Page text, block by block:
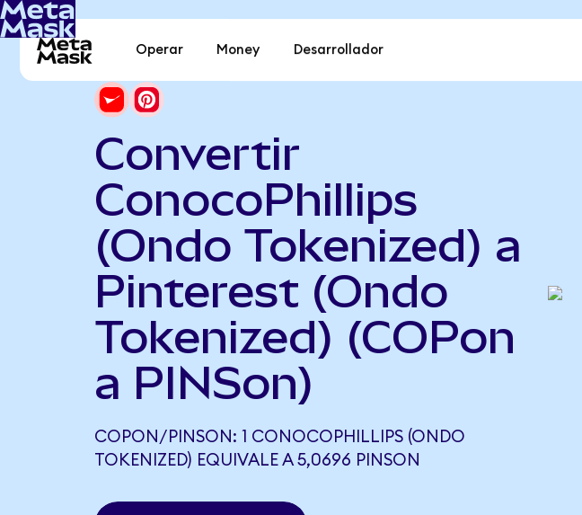
Operar Money Desarrollador
Convertir
ConocoPhillips
(Ondo Tokenized) a
Pinterest (Ondo
Tokenized) (COPon
a PINSon)
COPON/PINSON: 1 CONOCOPHILLIPS (ONDO
TOKENIZED) EQUIVALE A 5,0696 PINSON